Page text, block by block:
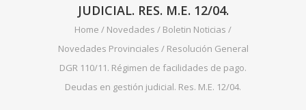
JUDICIAL. RES. M.E. 12/04.
Home / Novedades / Boletin Noticias /
Novedades Provinciales / Resolución General
DGR 110/11. Régimen de facilidades de pago.
Deudas en gestión judicial. Res. M.E. 12/04.